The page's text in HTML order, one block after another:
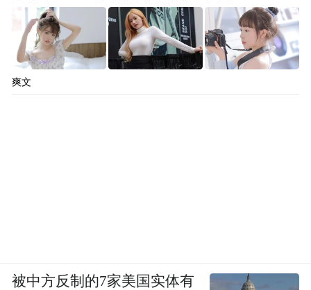
爽文
被中方反制的7家美国实体有